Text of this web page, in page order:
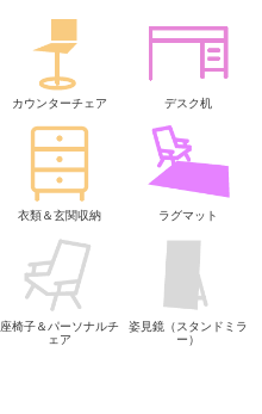
カウンターチェア デスク机
衣類＆玄関収納 ラグマット
座椅子＆パーソナルチ
ェア
姿見鏡（スタンドミラ
ー）